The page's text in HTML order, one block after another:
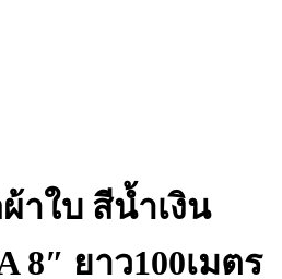
าใบ สีน้ำเงิน
8″ ยาว100เมตร